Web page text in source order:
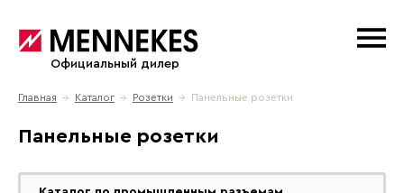
Официальный дилер
Главная → Каталог → Розетки → Панельные розетки
Панельные розетки